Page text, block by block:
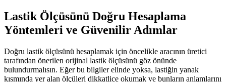
Lastik Ölçüsünü Doğru Hesaplama
Yöntemleri ve Güvenilir Adımlar
Doğru lastik ölçüsünü hesaplamak için öncelikle aracının üretici
tarafından önerilen orijinal lastik ölçüsünü göz önünde
bulundurmalısın. Eğer bu bilgiler elinde yoksa, lastiğin yanak
kısmında yer alan ölçüleri dikkatlice okumak ve bunların anlamlarını